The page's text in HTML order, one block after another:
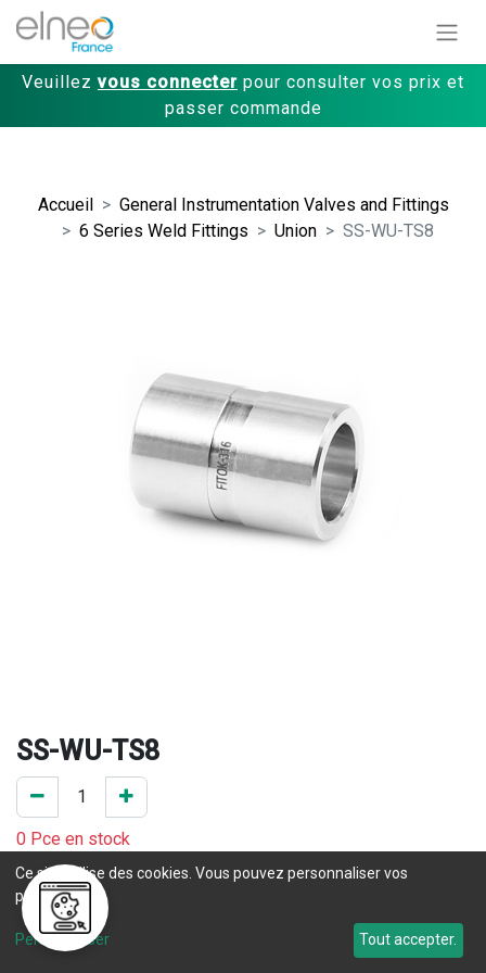
Veuillez vous connecter pour consulter vos prix et
passer commande
Accueil
General Instrumentation Valves and Fittings
6 Series Weld Fittings
Union SS-WU-TS8
SS-WU-TS8
0 Pce en stock
contact avec notre service commercial.
Ce site utilise des cookies. Vous pouvez personnaliser vos
préférences.
Personnaliser Tout accepter.